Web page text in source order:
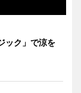
ック」で涼を